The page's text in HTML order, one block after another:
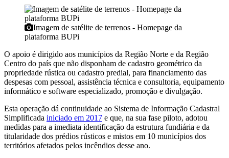
Imagem de satélite de terrenos - Homepage da
plataforma BUPi
O apoio é dirigido aos municípios da Região Norte e da Região
Centro do país que não disponham de cadastro geométrico da
propriedade rústica ou cadastro predial, para financiamento das
despesas com pessoal, assistência técnica e consultoria, equipamento
informático e software especializado, promoção e divulgação.
Esta operação dá continuidade ao Sistema de Informação Cadastral
Simplificada iniciado em 2017 e que, na sua fase piloto, adotou
medidas para a imediata identificação da estrutura fundiária e da
titularidade dos prédios rústicos e mistos em 10 municípios dos
territórios afetados pelos incêndios desse ano.